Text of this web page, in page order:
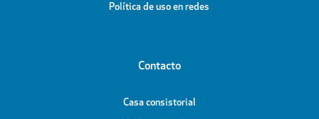
Política de uso en redes
Contacto
Casa consistorial